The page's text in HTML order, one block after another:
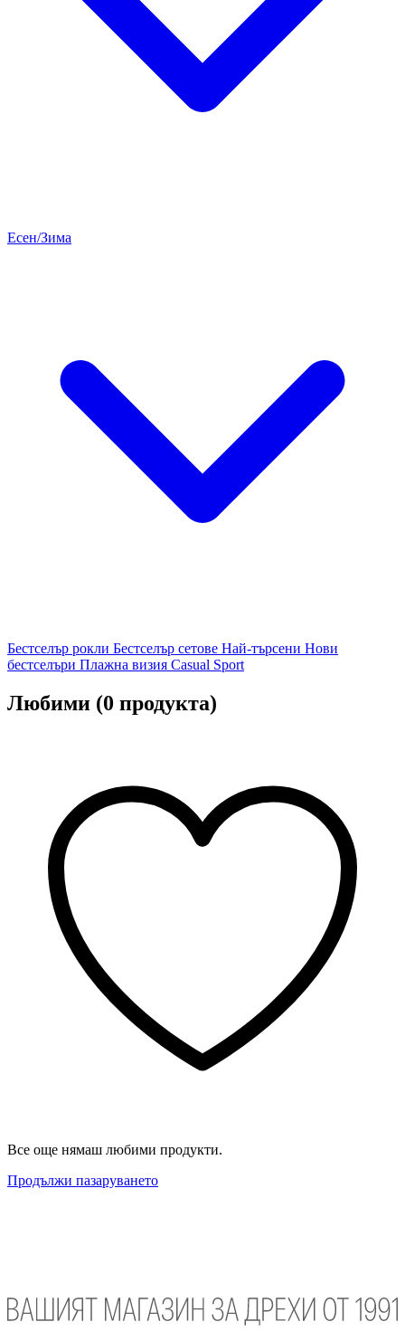
Есен/Зима
Бестселър рокли Бестселър сетове Най-търсени Нови
бестселъри Плажна визия Casual Sport
Любими (0 продукта)
Все още нямаш любими продукти.
Продължи пазаруването